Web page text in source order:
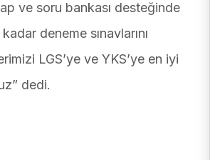
ve soru bankası desteğinde
deneme sınavlarını
LGS’ye ve YKS’ye en iyi
dedi.